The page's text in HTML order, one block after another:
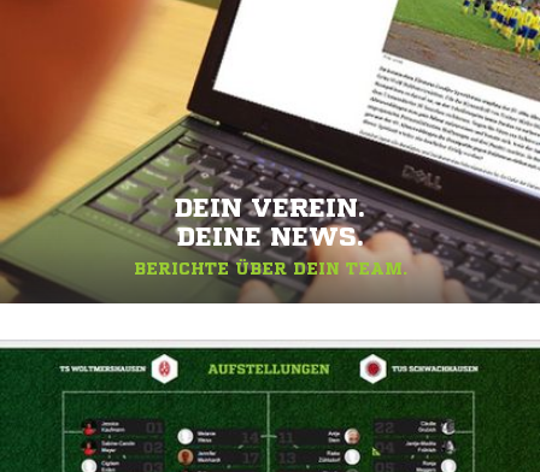
DEIN VEREIN.
DEINE NEWS.
BERICHTE ÜBER DEIN TEAM.